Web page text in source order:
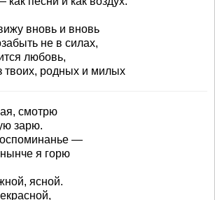
вновь и вновь
не в силах,
любовь,
твоих, родных и милых
смотрю
зарю.
—
я горю
ясной.